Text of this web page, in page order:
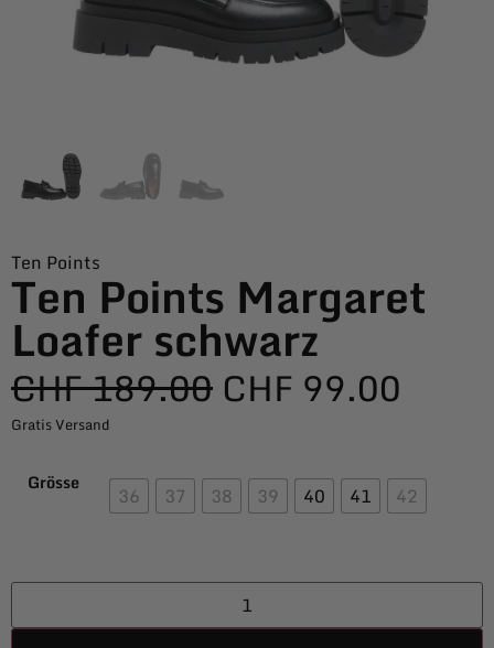
Ten Points
Ten Points Margaret
Loafer schwarz
CHF189.00 CHF 99.00
Gratis Versand
Grösse 36 37 38 39 40 41 42